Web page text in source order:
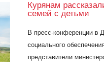
Курянам
семей с детьми
В пресс-конференции в
социального
представители